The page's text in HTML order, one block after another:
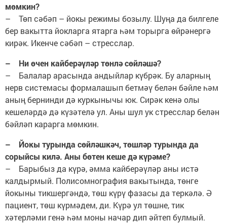
мөмкин?
– Төп сәбәп – йокы режимы бозылу. Шуңа да билгеле
бер вакытта йокларга ятарга һәм торырга өйрәнергә
кирәк. Икенче сәбәп – стресслар.
– Ни өчен кайберәүләр төнлә сөйләшә?
– Балалар арасында андыйлар күбрәк. Бу аларның
нерв системасы формалашып бетмәү белән бәйле һәм
аның бернинди дә куркынычы юк. Сирәк кенә олы
кешеләрдә дә күзәтелә ул. Аны шул ук стресслар белән
бәйләп карарга мөмкин.
– Йокы турында сөйләшкәч, төшләр турында да
сорыйсы килә. Аны бөтен кеше дә күрәме?
– Барыбыз да күрә, әмма кайберәүләр аны истә
калдырмый. Полисомнография вакытында, төнге
йокыны тикшергәндә, төш күрү фазасы да теркәлә. Ә
пациент, төш күрмәдем, ди. Күрә ул төшне, тик
хәтерләми генә һәм моны начар дип әйтеп булмый.